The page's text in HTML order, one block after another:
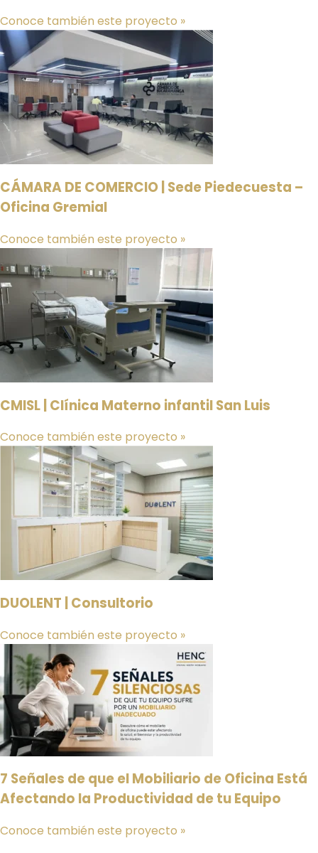
Conoce también este proyecto »
CÁMARA DE COMERCIO | Sede Piedecuesta –
Oficina Gremial
Conoce también este proyecto »
CMISL | Clínica Materno infantil San Luis
Conoce también este proyecto »
DUOLENT | Consultorio
Conoce también este proyecto »
7 Señales de que el Mobiliario de Oficina Está
Afectando la Productividad de tu Equipo
Conoce también este proyecto »